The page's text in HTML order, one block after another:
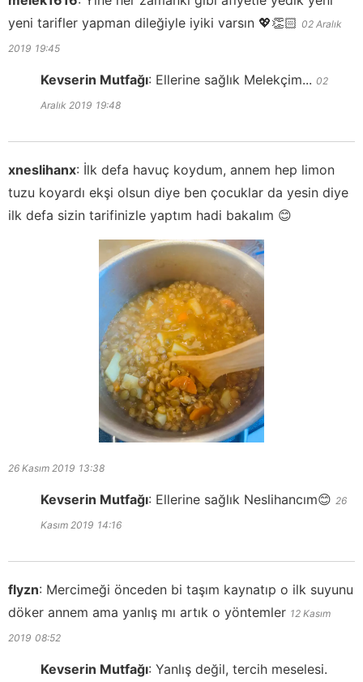
yeni tarifler yapman dileğiyle iyiki varsın 💖👏🏻 02 Aralık
2019 19:45
Kevserin Mutfağı: Ellerine sağlık Melekçim... 02
Aralık 2019 19:48
xneslihanx: İlk defa havuç koydum, annem hep limon
tuzu koyardı ekşi olsun diye ben çocuklar da yesin diye
ilk defa sizin tarifinizle yaptım hadi bakalım 😊
26 Kasım 2019 13:38
Kevserin Mutfağı: Ellerine sağlık Neslihancım😊 26
Kasım 2019 14:16
flyzn: Mercimeği önceden bi taşım kaynatıp o ilk suyunu
döker annem ama yanlış mı artık o yöntemler 12 Kasım
2019 08:52
Kevserin Mutfağı: Yanlış değil, tercih meselesi.